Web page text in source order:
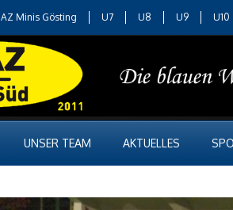
Minis Gösting U7 U8 U9 U10
UNSER TEAM AKTUELLES